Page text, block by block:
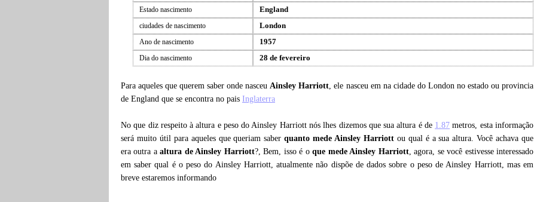
Estado nascimento England
ciudades de nascimento London
Ano de nascimento 1957
Dia do nascimento 28 de fevereiro
Para aqueles que querem saber onde nasceuAinsley Harriott, ele nasceu em na cidade do London no estado ou provincia
de England que se encontra no pais Inglaterra
No que diz respeito à altura e peso do Ainsley Harriott nós lhes dizemos que sua altura é de 1.87 metros, esta informação
será muito útil para aqueles que queriam saberquanto mede Ainsley Harriottou qual é a sua altura. Você achava que
era outra aaltura de Ainsley Harriott?, Bem, isso é oque mede Ainsley Harriott, agora, se você estivesse interessado
em saber qual é o peso do Ainsley Harriott, atualmente não dispõe de dados sobre o peso de Ainsley Harriott, mas em
breve estaremos informando